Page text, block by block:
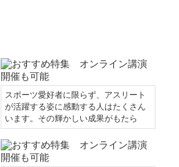
スポーツ愛好者に限らず、アスリート
が活躍する姿に感動する人はたくさん
います。その輝かしい成果がもたら